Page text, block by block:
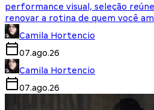
performance visual, seleção
renovar a rotina de quem você
Camila Hortencio
07.ago.26
Camila Hortencio
07.ago.26